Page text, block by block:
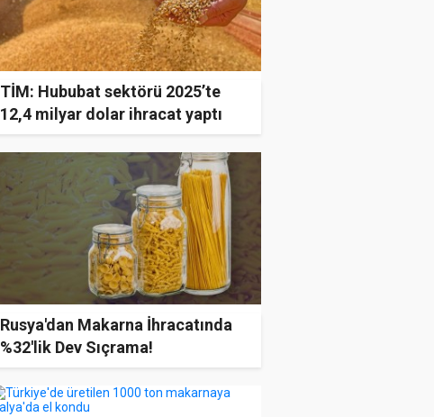
TİM: Hububat sektörü 2025’te
12,4 milyar dolar ihracat yaptı
Rusya'dan Makarna İhracatında
%32'lik Dev Sıçrama!